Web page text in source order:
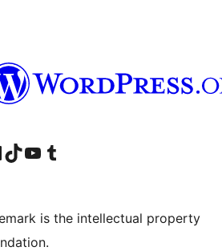
जाएँ
हमारे टिकटॉक खाते पर जाएँहमारे यूट्यूब चैनल पर जाएंहमारे Tumblr खाते पर जाएँ
is the intellectual property